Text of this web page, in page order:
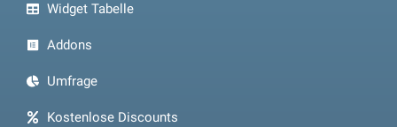
Widget Tabelle
Addons
Umfrage
Kostenlose Discounts